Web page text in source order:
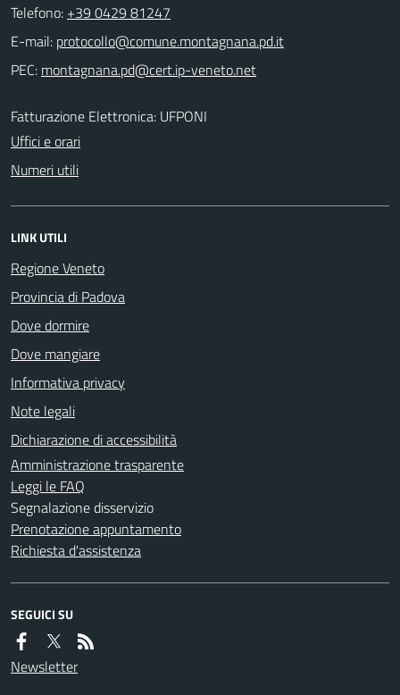
Telefono: +39 0429 81247
E-mail:
PEC:
Fatturazione Elettronica: UFPONI
Uffici e orari
Numeri utili
LINK UTILI
Regione Veneto
Provincia di Padova
Dove dormire
Dove mangiare
Informativa privacy
Note legali
Dichiarazione di accessibilità
Amministrazione trasparente
Leggi le FAQ
Segnalazione disservizio
Prenotazione appuntamento
Richiesta d'assistenza
SEGUICI SU
Newsletter